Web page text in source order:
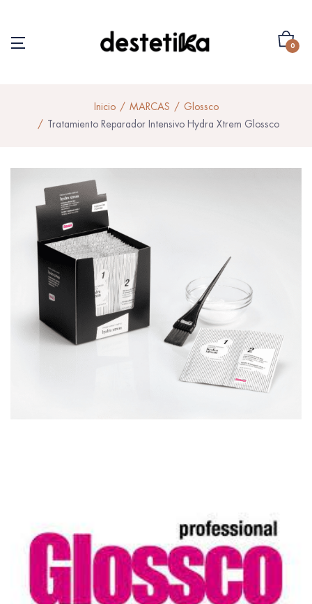
0
Inicio MARCAS
Glossco
Tratamiento Reparador Intensivo Hydra Xtrem Glossco